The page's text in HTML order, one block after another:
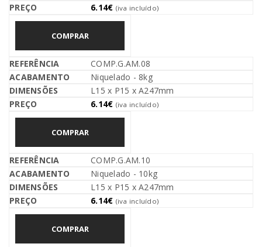
6.14€ (iva incluído)
COMPRAR
COMP.G.AM.08
Niquelado - 8kg
L15 x P15 x A247mm
6.14€ (iva incluído)
COMPRAR
COMP.G.AM.10
Niquelado - 10kg
L15 x P15 x A247mm
6.14€ (iva incluído)
COMPRAR